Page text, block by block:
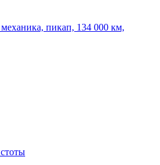
пикап, 134 000 км,